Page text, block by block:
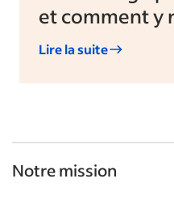
et comment y
Lire la suite
Notre mission